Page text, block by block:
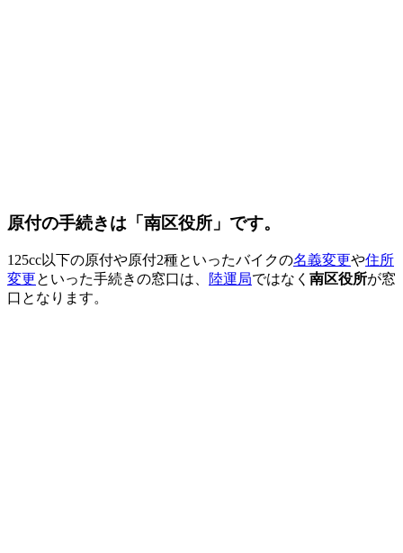
原付の手続きは「南区役所」です。
125cc以下の原付や原付2種といったバイクの名義変更や住所
変更といった手続きの窓口は、 陸運局ではなく 南区役所が窓
口となります。